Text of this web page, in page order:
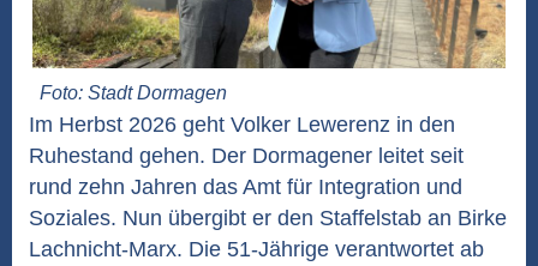
Foto: Stadt Dormagen
Im Herbst 2026 geht Volker Lewerenz in den
Ruhestand gehen. Der Dormagener leitet seit
rund zehn Jahren das Amt für Integration und
Soziales. Nun übergibt er den Staffelstab an Birke
Lachnicht-Marx. Die 51-Jährige verantwortet ab